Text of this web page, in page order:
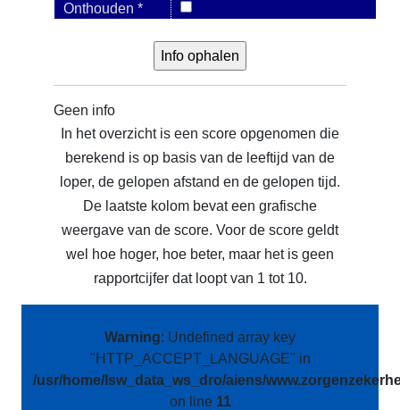
Onthouden *
Geen info
In het overzicht is een score opgenomen die
berekend is op basis van de leeftijd van de
loper, de gelopen afstand en de gelopen tijd.
De laatste kolom bevat een grafische
weergave van de score. Voor de score geldt
wel hoe hoger, hoe beter, maar het is geen
rapportcijfer dat loopt van 1 tot 10.
Warning: Undefined array key
"HTTP_ACCEPT_LANGUAGE" in
/usr/home/lsw_data_ws_dro/aiens/
on line 11